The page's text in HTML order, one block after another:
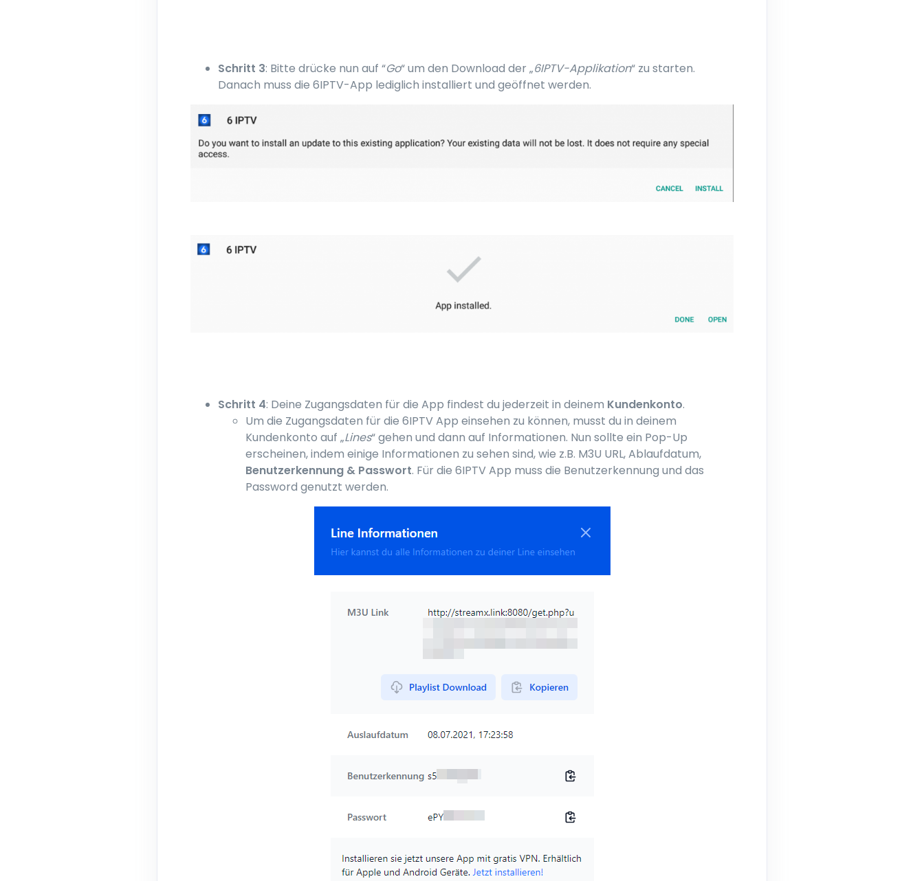
Schritt 3: Bitte drücke nun auf “Go“ um den Download der „6IPTV-Applikation“ zu starten.
Danach muss die 6IPTV-App lediglich installiert und geöffnet werden.
Schritt 4: Deine Zugangsdaten für die App findest du jederzeit in deinem Kundenkonto.
Um die Zugangsdaten für die 6IPTV App einsehen zu können, musst du in deinem
Kundenkonto auf „Lines“ gehen und dann auf Informationen. Nun sollte ein Pop-Up
erscheinen, indem einige Informationen zu sehen sind, wie z.B. M3U URL, Ablaufdatum,
Benutzerkennung & Passwort. Für die 6IPTV App muss die Benutzerkennung und das
Password genutzt werden.